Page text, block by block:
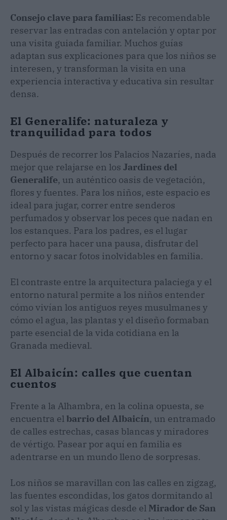
Consejo clave para familias: Es recomendable
reservar las entradas con antelación y optar por
una visita guiada familiar. Muchos guías
adaptan sus explicaciones para que los niños se
interesen, y transforman la visita en una
experiencia interactiva y educativa sin resultar
densa.
El Generalife: naturaleza y
tranquilidad para todos
Después de recorrer los Palacios Nazaríes, nada
mejor que relajarse en los Jardines del
Generalife, un auténtico oasis de vegetación,
flores y fuentes. Para los niños, este espacio es
ideal para jugar, correr entre senderos
perfumados y observar los peces que nadan en
los estanques. Para los padres, es el lugar
perfecto para hacer una pausa, disfrutar del
entorno y sacar fotos inolvidables en familia.
El contraste entre la arquitectura palaciega y el
entorno natural permite a los niños entender
cómo vivían los antiguos reyes musulmanes y
cómo el agua, las plantas y el diseño formaban
parte esencial de la vida cotidiana en la
Granada medieval.
El Albaicín: calles que cuentan
cuentos
Frente a la Alhambra, en la colina opuesta, se
encuentra elbarrio del Albaicín, un entramado
de calles estrechas, casas blancas y miradores
de vértigo. Pasear por aquí en familia es
adentrarse en un mundo lleno de sorpresas.
Los niños se maravillan con las calles en zigzag,
las fuentes escondidas, los gatos dormitando al
sol y las vistas mágicas desde el Mirador de San